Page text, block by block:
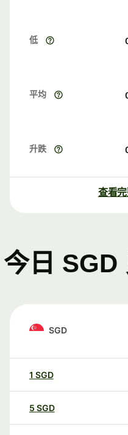
低
平均
升跌
查看
今日 SGD
SGD
1 SGD
5 SGD